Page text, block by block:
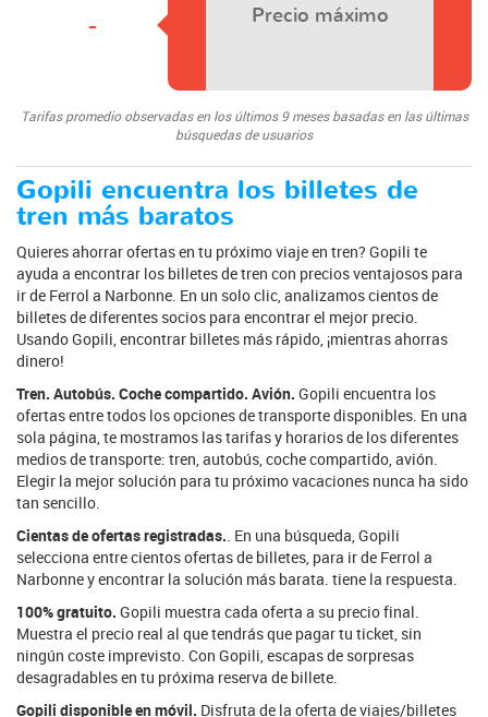
- Precio máximo
Tarifas promedio observadas en los últimos 9 meses basadas en las últimas
búsquedas de usuarios
Gopili encuentra los billetes de
tren más baratos
Quieres ahorrar ofertas en tu próximo viaje en tren? Gopili te
ayuda a encontrar los billetes de tren con precios ventajosos para
ir de Ferrol a Narbonne. En un solo clic, analizamos cientos de
billetes de diferentes socios para encontrar el mejor precio.
Usando Gopili, encontrar billetes más rápido, ¡mientras ahorras
dinero!
Tren. Autobús. Coche compartido. Avión. Gopili encuentra los
ofertas entre todos los opciones de transporte disponibles. En una
sola página, te mostramos las tarifas y horarios de los diferentes
medios de transporte: tren, autobús, coche compartido, avión.
Elegir la mejor solución para tu próximo vacaciones nunca ha sido
tan sencillo.
Cientas de ofertas registradas. . En una búsqueda, Gopili
selecciona entre cientos ofertas de billetes, para ir de Ferrol a
Narbonne y encontrar la solución más barata. tiene la respuesta.
100% gratuito. Gopili muestra cada oferta a su precio final.
Muestra el precio real al que tendrás que pagar tu ticket, sin
ningún coste imprevisto. Con Gopili, escapas de sorpresas
desagradables en tu próxima reserva de billete.
Gopili disponible en móvil. Disfruta de la oferta de viajes/billetes